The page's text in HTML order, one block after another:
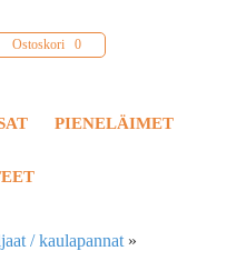
Ostoskori 0
PIENELÄIMET
/ kaulapannat »